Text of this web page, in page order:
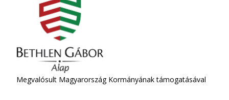
Megvalósult Magyarország Kormányának támogatásával